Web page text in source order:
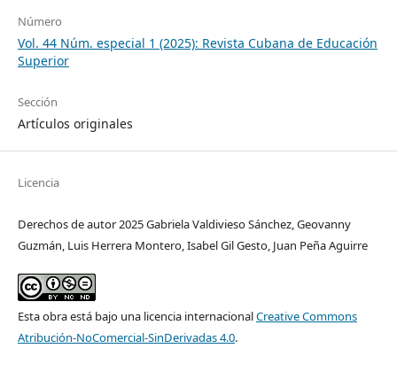
Número
Vol. 44 Núm. especial 1 (2025): Revista Cubana de Educación
Superior
Sección
Artículos originales
Licencia
Derechos de autor 2025 Gabriela Valdivieso Sánchez, Geovanny
Guzmán, Luis Herrera Montero, Isabel Gil Gesto, Juan Peña Aguirre
Esta obra está bajo una licencia internacionalCreative Commons
Atribución-NoComercial-SinDerivadas 4.0.